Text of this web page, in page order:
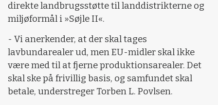
direkte landbrugsstøtte til landdistrikterne og
miljøformål i »Søjle II«.
- Vi anerkender, at der skal tages
lavbundarealer ud, men EU-midler skal ikke
være med til at fjerne produktionsarealer. Det
skal ske på frivillig basis, og samfundet skal
betale, understreger Torben L. Povlsen.